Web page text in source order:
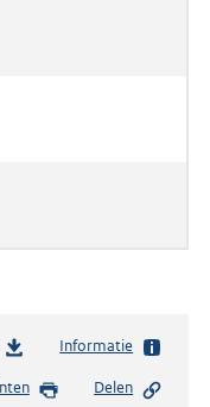
Informatie
Delen